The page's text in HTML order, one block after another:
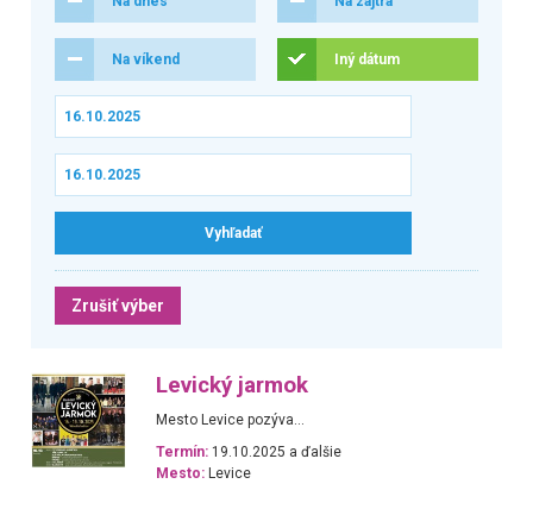
Na víkend Iný dátum
Zrušiť výber
Levický jarmok
Mesto Levice pozýva...
Termín: 19.10.2025 a ďalšie
Mesto: Levice